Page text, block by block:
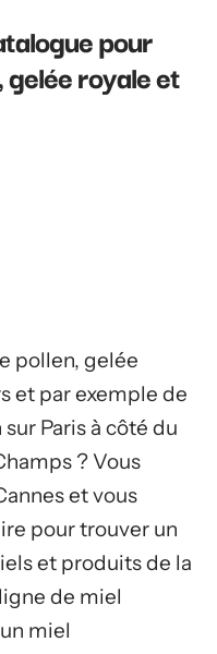
pour
royale et
pollen, gelée
et par exemple de
Paris à côté du
? Vous
et vous
pour trouver un
et produits de la
de miel
miel